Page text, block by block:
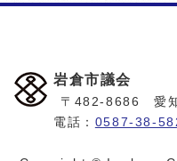
岩倉市議会
〒482-8686 愛知
電話： 0587-38-